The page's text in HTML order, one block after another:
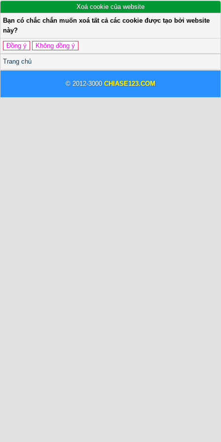
Xoá cookie của website
Bạn có chắc chắn muốn xoá tất cả các cookie được tạo bởi website
này?
Trang chủ
© 2012-3000 CHIASE123.COM